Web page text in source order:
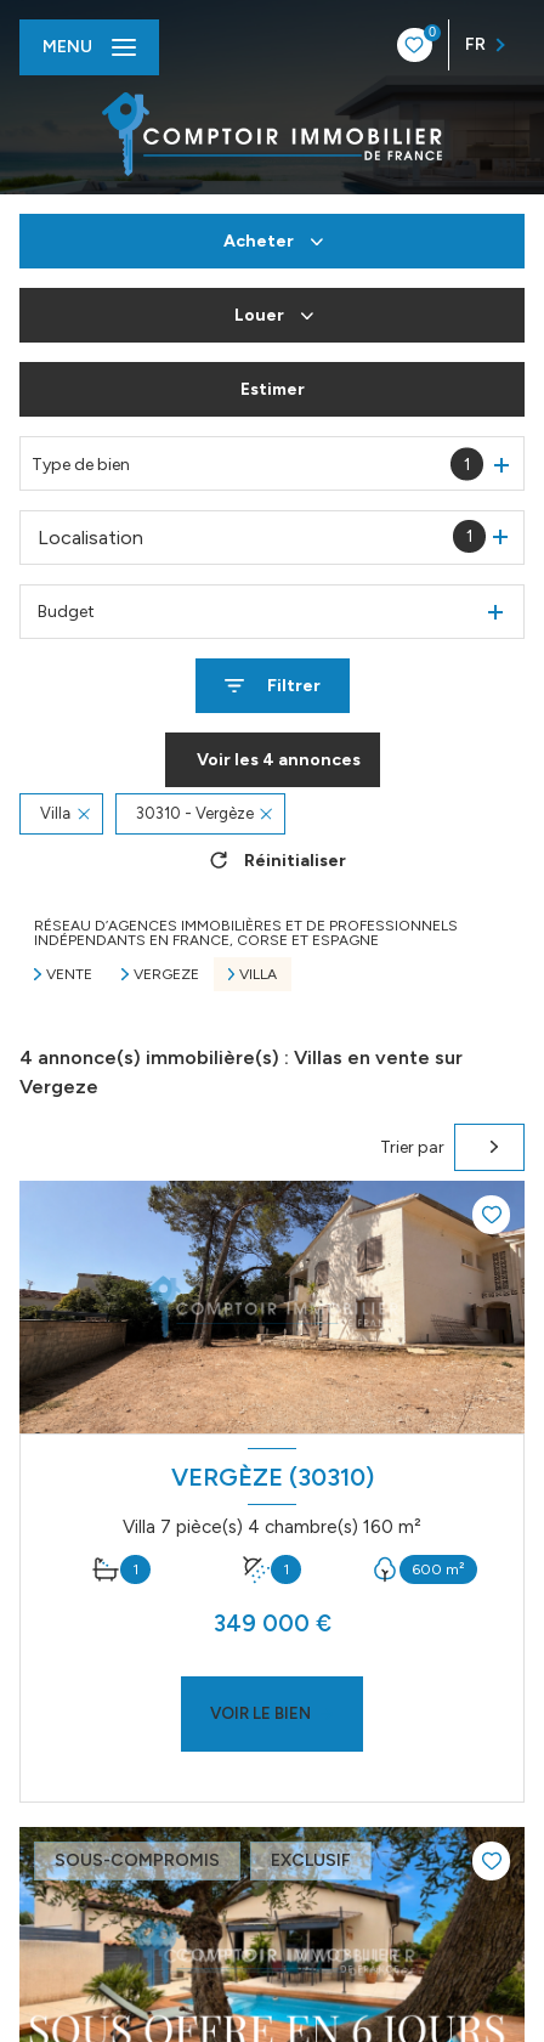
0
FR
MENU
Acheter
Du neuf
De l'immo pro
Louer
En saisonnier
De l'immo pro
Estimer
Type de bien 1
1
Localisation
Budget
Filtrer
Voir les 4 annonces
Villa 30310 - Vergèze
Réinitialiser
RÉSEAU D’AGENCES IMMOBILIÈRES ET DE PROFESSIONNELS
INDÉPENDANTS EN FRANCE, CORSE ET ESPAGNE
VENTE
VERGEZE VILLA
4 annonce(s) immobilière(s) : Villas en vente sur
Vergeze
Trier par
VERGÈZE (30310)
Villa 7 pièce(s) 4 chambre(s) 160 m²
1 1 600 m²
349 000 €
VOIR LE BIEN
SOUS-COMPROMIS EXCLUSIF